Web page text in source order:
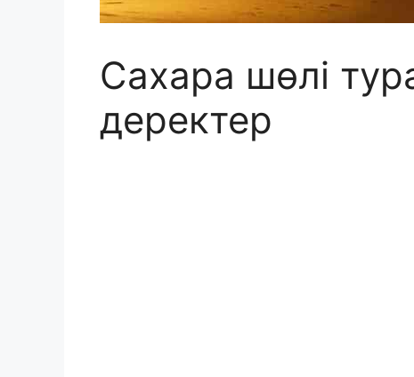
Сахара шөлі
деректер